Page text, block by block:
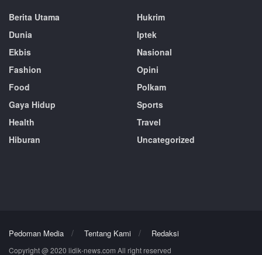
Berita Utama
Dunia
Ekbis
Fashion
Food
Gaya Hidup
Health
Hiburan
Hukrim
Iptek
Nasional
Opini
Polkam
Sports
Travel
Uncategorized
Pedoman Media Tentang Kami Redaksi
Copyright @ 2020 lidik-news.com All right reserved